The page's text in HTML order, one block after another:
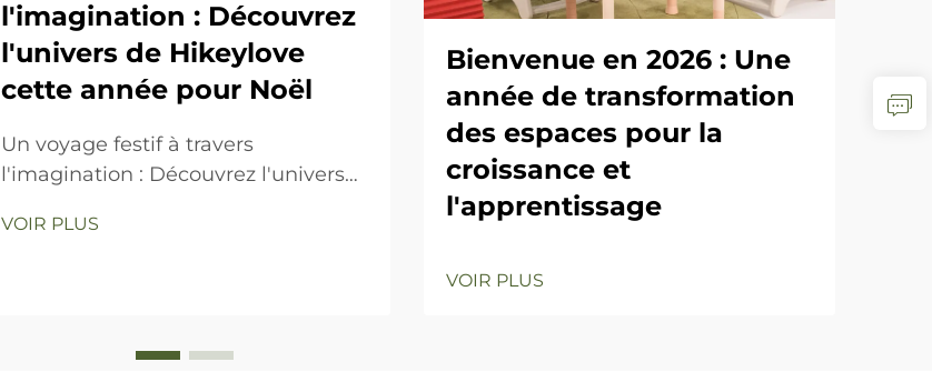
l'imagination : Découvrez
l'univers de Hikeylove
cette année pour Noël
Un voyage festif à travers
l'imagination : Découvrez l'univers
VOIR PLUS
Bienvenue en 2026 : Une
année de transformation
des espaces pour la
croissance et
l'apprentissage
VOIR PLUS